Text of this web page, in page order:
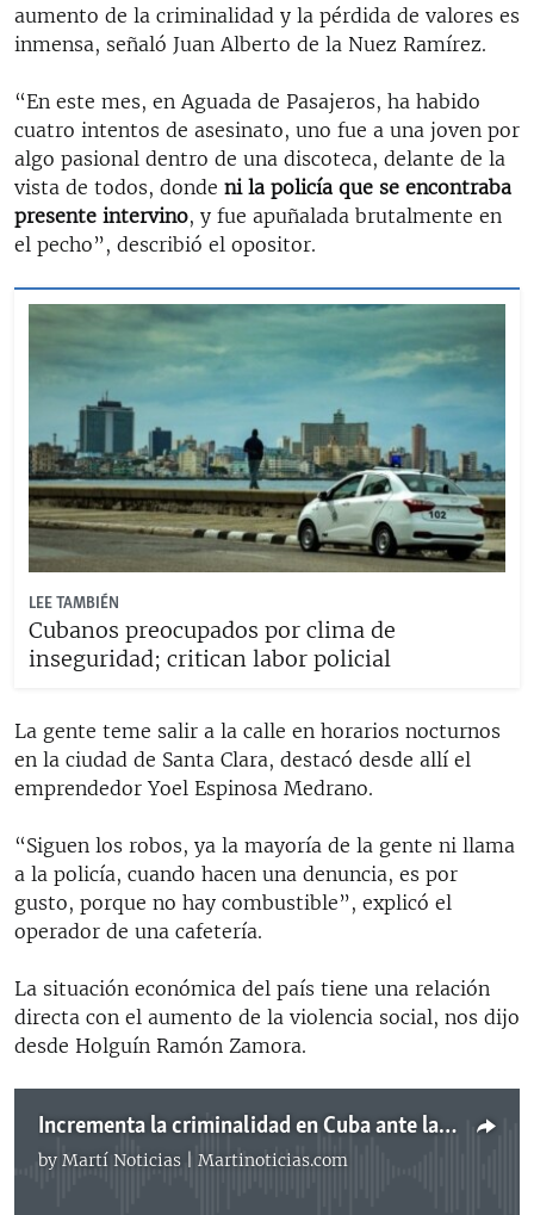
aumento de la criminalidad y la pérdida de valores es
inmensa, señaló Juan Alberto de la Nuez Ramírez.
“En este mes, en Aguada de Pasajeros, ha habido
cuatro intentos de asesinato, uno fue a una joven por
algo pasional dentro de una discoteca, delante de la
vista de todos, donde ni la policía que se encontraba
presente intervino, y fue apuñalada brutalmente en
el pecho”, describió el opositor.
LEE TAMBIÉN
Cubanos preocupados por clima de
inseguridad; critican labor policial
La gente teme salir a la calle en horarios nocturnos
en la ciudad de Santa Clara, destacó desde allí el
emprendedor Yoel Espinosa Medrano.
“Siguen los robos, ya la mayoría de la gente ni llama
a la policía, cuando hacen una denuncia, es por
gusto, porque no hay combustible”, explicó el
operador de una cafetería.
La situación económica del país tiene una relación
directa con el aumento de la violencia social, nos dijo
desde Holguín Ramón Zamora.
Incrementa la criminalidad en Cuba ante la pasividad policial
by Martí Noticias | Martinoticias.com
No media source currently available